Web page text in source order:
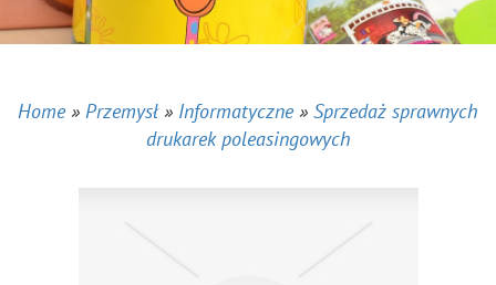
Home» Przemysł» Informatyczne» Sprzedaż sprawnych
drukarek poleasingowych